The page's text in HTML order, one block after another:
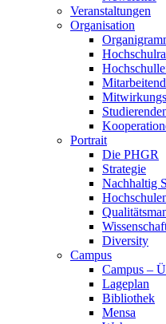
Veranstaltungen
Organisation
Portrait
Die PHGR
Strategie
Nachhaltig
Diversity
Campus
Campus –
Lageplan
Bibliothek
Mensa